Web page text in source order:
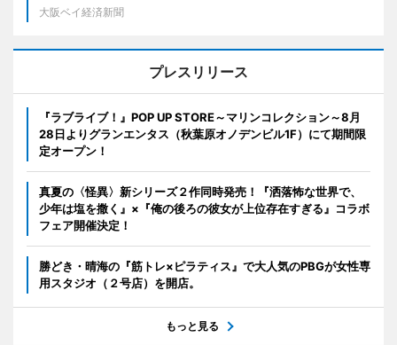
大阪ベイ経済新聞
プレスリリース
『ラブライブ！』POP UP STORE～マリンコレクション～8月
28日よりグランエンタス（秋葉原オノデンビル1F）にて期間限
定オープン！
真夏の〈怪異〉新シリーズ２作同時発売！『洒落怖な世界で、
少年は塩を撒く』×『俺の後ろの彼女が上位存在すぎる』コラボ
フェア開催決定！
勝どき・晴海の『筋トレ×ピラティス』で大人気のPBGが女性専
用スタジオ（２号店）を開店。
もっと見る